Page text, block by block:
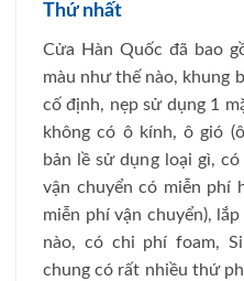
Thứ nhất
Cửa Hàn Quốc đã bao
màu như thế nào, khung
cố định, nẹp sử dụng 1
không có ô kính, ô gió
bản lề sử dụng loại gì,
vận chuyển có miễn phí
miễn phí vận chuyển),
nào, có chi phí foam,
chung có rất nhiều thứ